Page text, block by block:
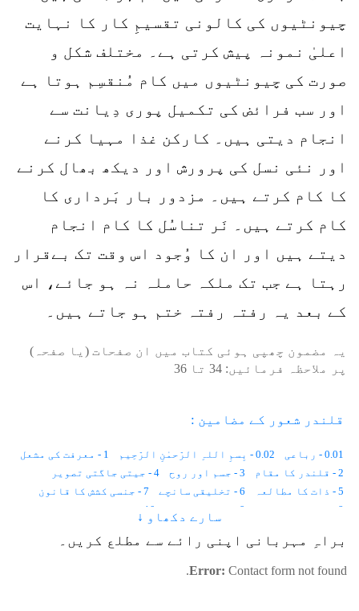
چیونٹیوں کی کالونی تقسیمِ کار کا نہایت
اعلیٰ نمونہ پیش کرتی ہے۔ مختلف شکل و
صورت کی چیونٹیوں میں کام مُنقسِم ہوتا ہے
اور سب فرائض کی تکمیل پوری دِیانت سے
انجام دیتی ہیں۔ کارکن غذا مہیا کرنے
اور نئی نسل کی پرورش اور دیکھ بھال کرنے
کا کام کرتے ہیں۔ مزدور بار بَرداری کا
کام کرتے ہیں۔ نَر تناسُل کا کام انجام
دیتے ہیں اور ان کا وُجود اس وقت تک بےقرار
رہتا ہے جب تک ملکہ حاملہ نہ ہو جائے، اس
کے بعد یہ رفتہ رفتہ ختم ہو جاتے ہیں۔
یہ مضمون چھپی ہوئی کتاب میں ان صفحات (یا صفحہ)
پر ملاحظہ فرمائیں: 34 تا 36
قلندر شعور کے مضامین :
0.01 - رباعی 0.02 - بِسمِ اللہِ الرّحمٰنِ الرّحِیم
1 - معرفت کی مشعل
2 - قلندر کا مقام
3 - جسم اور روح
4 - جیتی جاگتی تصویر
5 - ذات کا مطالعہ
6 - تخلیقی سانچے
7 - جنسی کشش کا قانون
8 - ظاہر اور باطن
9 - نَوعی اِشتراک
10 - زمین دوز چوہے
14 - بجلی کی دریافت سے پہلے
15 - بارش کی آواز
سارے دکھاو ↓
براہِ مہربانی اپنی رائے سے مطلع کریں۔
Error: Contact form not found.